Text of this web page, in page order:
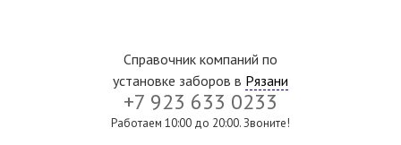
Справочник компаний по
установке заборов в Рязани
+7 923 633 0233
Работаем 10:00 до 20:00. Звоните!